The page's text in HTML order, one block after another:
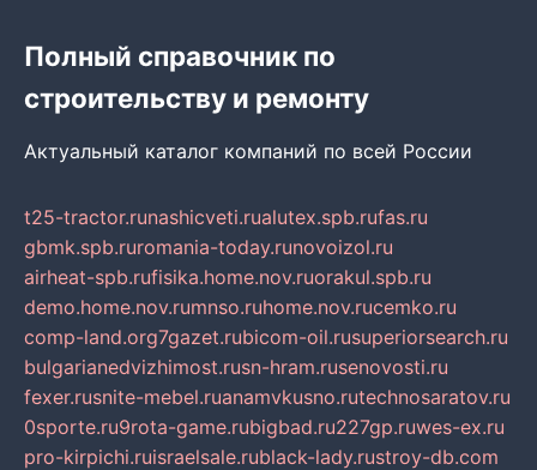
Полный справочник по
строительству и ремонту
Актуальный каталог компаний по всей России
t25-tractor.runashicveti.rualutex.spb.rufas.ru
gbmk.spb.ruromania-today.runovoizol.ru
airheat-spb.rufisika.home.nov.ruorakul.spb.ru
demo.home.nov.rumnso.ruhome.nov.rucemko.ru
comp-land.org7gazet.rubicom-oil.rusuperiorsearch.ru
bulgarianedvizhimost.rusn-hram.rusenovosti.ru
fexer.rusnite-mebel.ruanamvkusno.rutechnosaratov.ru
0sporte.ru9rota-game.rubigbad.ru227gp.ruwes-ex.ru
pro-kirpichi.ruisraelsale.rublack-lady.rustroy-db.com